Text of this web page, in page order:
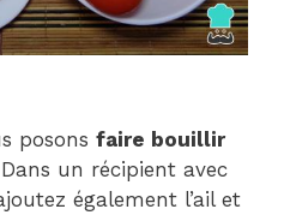
posons faire bouillir
Dans un récipient avec
également l’ail et